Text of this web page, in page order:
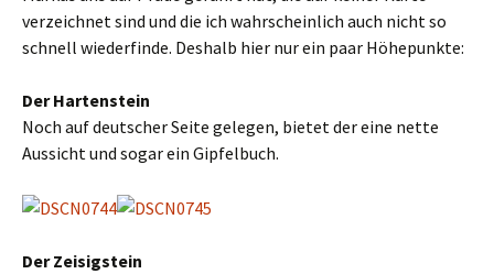
verzeichnet sind und die ich wahrscheinlich auch nicht so
schnell wiederfinde. Deshalb hier nur ein paar Höhepunkte:
Der Hartenstein
Noch auf deutscher Seite gelegen, bietet der eine nette
Aussicht und sogar ein Gipfelbuch.
Der Zeisigstein